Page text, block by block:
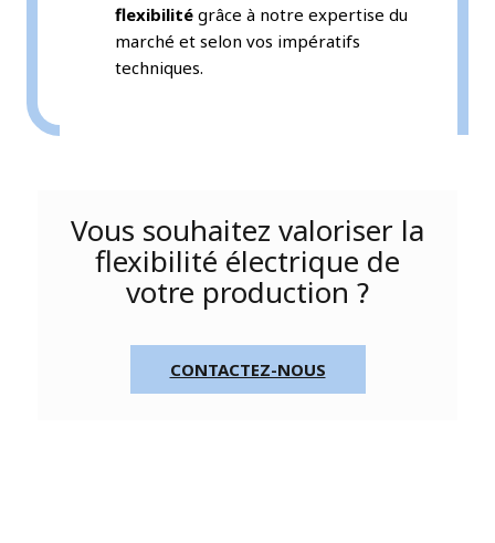
flexibilité grâce à notre expertise du
marché et selon vos impératifs
techniques.
Vous souhaitez valoriser la
flexibilité électrique de
votre production ?
CONTACTEZ-NOUS